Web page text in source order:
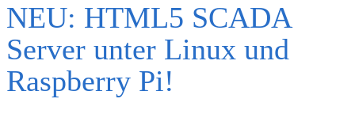
NEU: HTML5 SCADA
Server unter Linux und
Raspberry Pi!